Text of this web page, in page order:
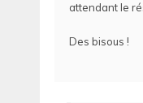
attendant le
Des bisous !